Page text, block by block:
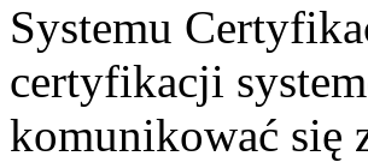
Systemu
certyfikacji
komunikować się